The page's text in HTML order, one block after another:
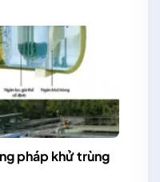
pháp khử trùng